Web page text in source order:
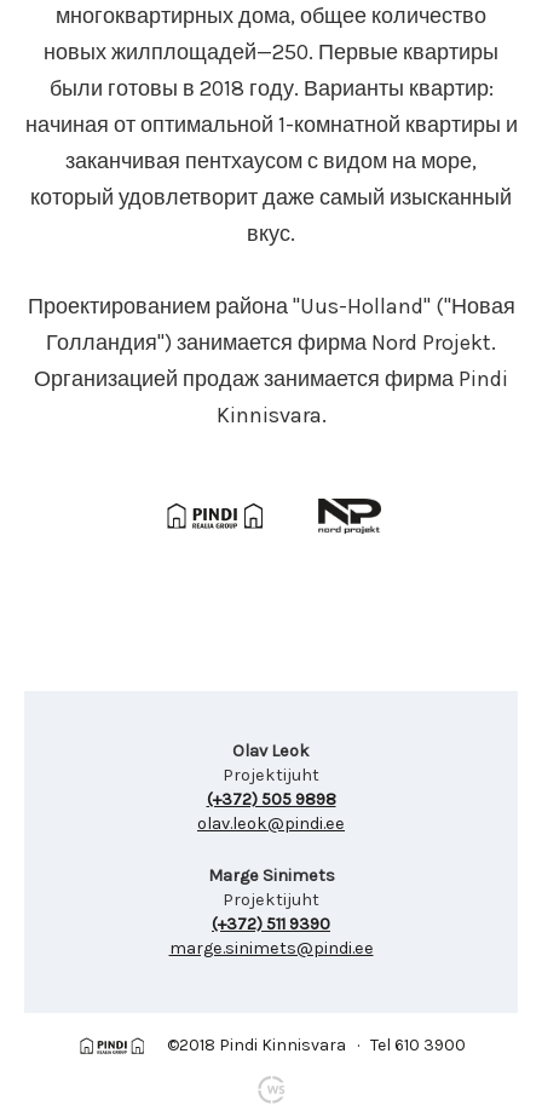
многоквартирных дома, общее количество
новых жилплощадей—250. Первые квартиры
были готовы в 2018 году. Варианты квартир:
начиная от оптимальной 1-комнатной квартиры и
заканчивая пентхаусом с видом на море,
который удовлетворит даже самый изысканный
вкус.
Проектированием района "Uus-Holland" ("Новая
Голландия") занимается фирма Nord Projekt.
Организацией продаж занимается фирма Pindi
Kinnisvara.
Olav Leok
Projektijuht
(+372) 505 9898
olav.leok@pindi.ee
Marge Sinimets
Projektijuht
(+372) 511 9390
marge.sinimets@pindi.ee
©2018 Pindi Kinnisvara · Tel 610 3900